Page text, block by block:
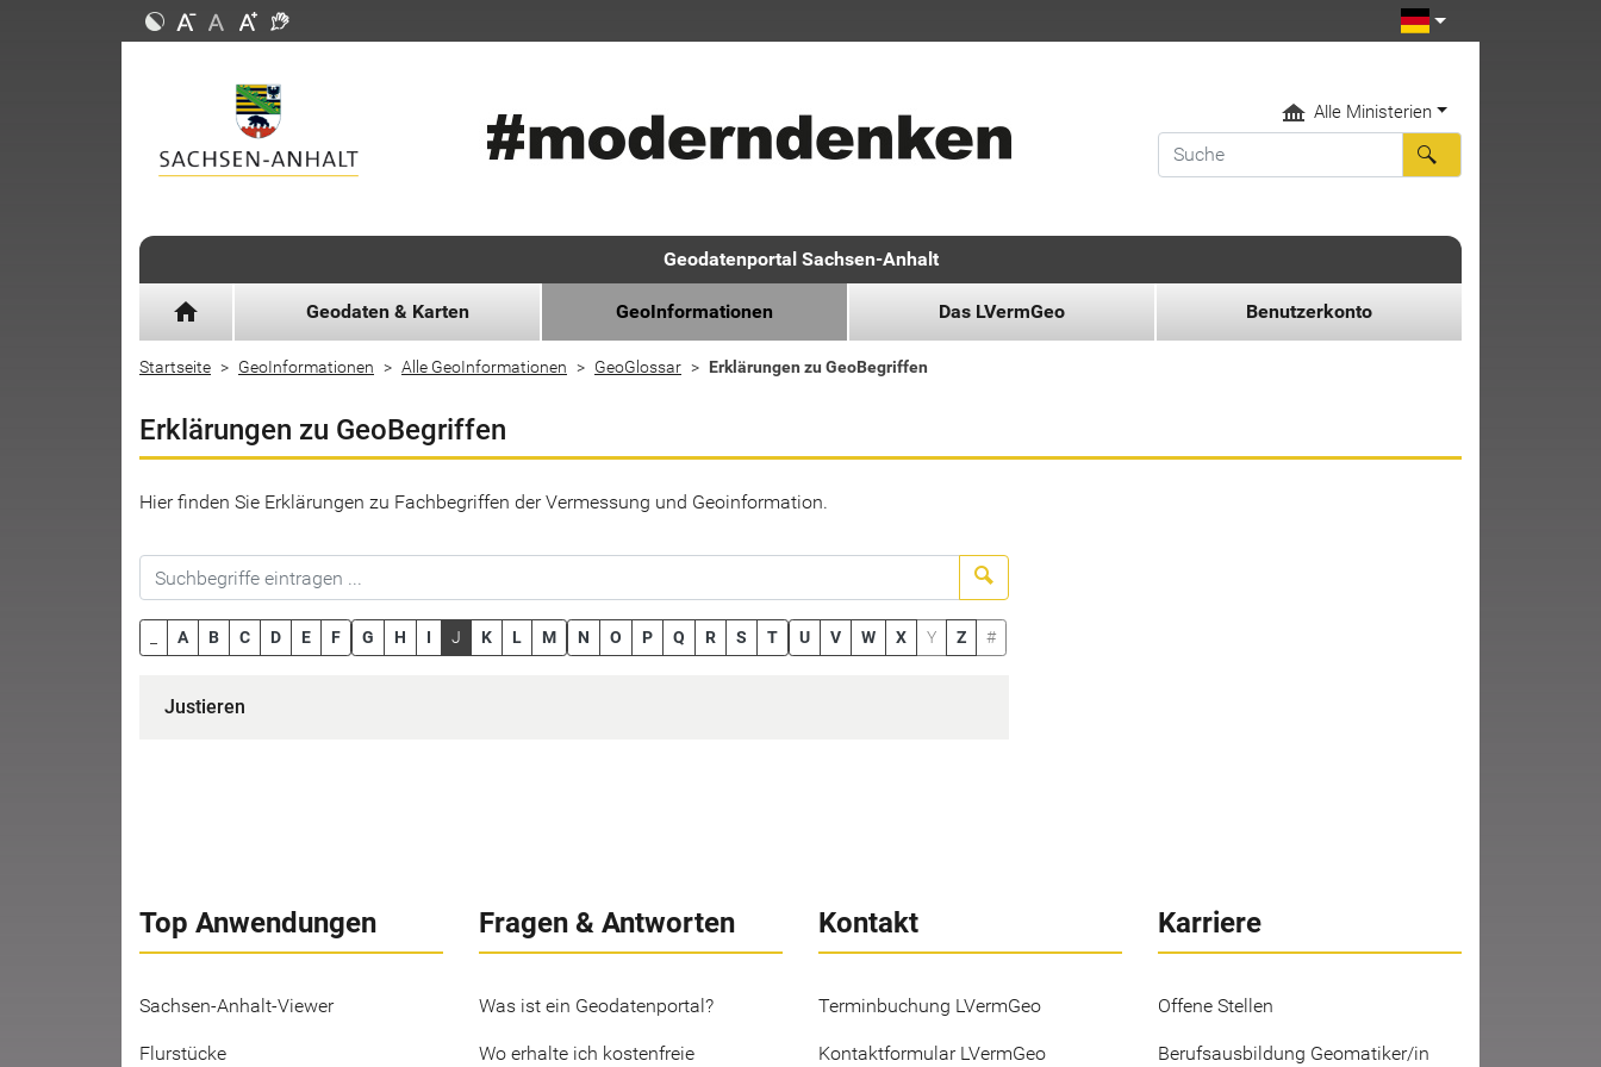
Alle Ministerien
Geodatenportal Sachsen-Anhalt
home Geodaten & Karten GeoInformationen Das LVermGeo Benutzerkonto
Startseite GeoInformationen Alle GeoInformationen GeoGlossar Erklärungen zu GeoBegriffen
Erklärungen zu GeoBegriffen
Hier finden Sie Erklärungen zu Fachbegriffen der Vermessung und Geoinformation.
A B C D E F G H I J K L M N O P Q R S T U V W X Y Z #
Justieren
Top Anwendungen
Sachsen-Anhalt-Viewer
Flurstücke
Fragen & Antworten
Was ist ein Geodatenportal?
Wo erhalte ich kostenfreie
Kontakt
Terminbuchung LVermGeo
Kontaktformular LVermGeo
Karriere
Offene Stellen
Berufsausbildung Geomatiker/in